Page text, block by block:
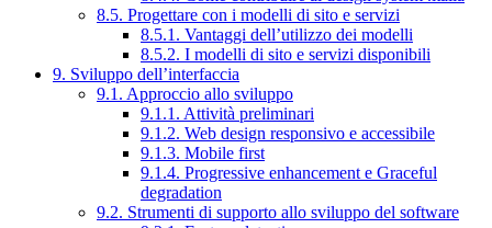
8.5. Progettare con i modelli di sito e servizi
8.5.1. Vantaggi dell’utilizzo dei modelli
8.5.2. I modelli di sito e servizi disponibili
9. Sviluppo dell’interfaccia
9.1. Approccio allo sviluppo
9.1.1. Attività preliminari
9.1.2. Web design responsivo e accessibile
9.1.3. Mobile first
9.1.4. Progressive enhancement e Graceful
degradation
9.2. Strumenti di supporto allo sviluppo del software